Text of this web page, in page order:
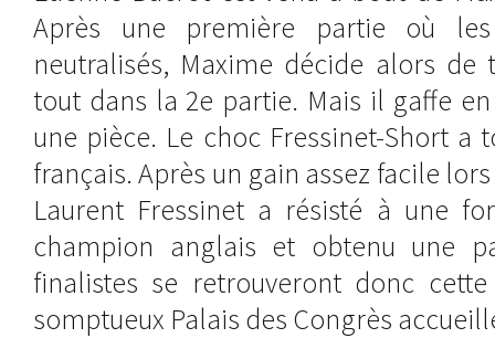
Après une première partie où
neutralisés, Maxime décide alors
tout dans la 2e partie. Mais il gaffe
une pièce. Le choc Fressinet-Short a
français. Après un gain assez facile
Laurent Fressinet a résisté à une
champion anglais et obtenu une
finalistes se retrouveront donc
somptueux Palais des Congrès